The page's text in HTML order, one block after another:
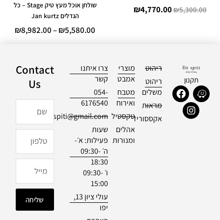
₪5,300.00
₪4,770.00
שולחן אוכל מעץ טיק Stage – כל
הגדלים Jan kurtz
₪5,580.00
–
₪8,982.00
תקנון
W
a
z
e
F
a n
s
t
ריהוט
ריהוט
משלים
מראות
אקססוריז
מוצרי
אמבט
מטבח
ואירוח
טקסטיל
אהלים
ומנורות
צרו איתנו
קשר
054-
6176540
officialdespiti@gmail.com
שעות
פעילות: א׳-
ה׳ 09:30-
18:30
ו׳ 09:30-
15:00
עולי ציון 13,
יפו
Contact
Us
שליחה